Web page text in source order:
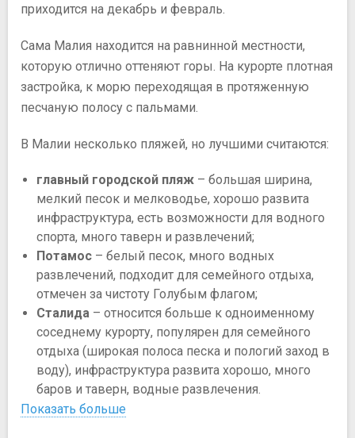
приходится на декабрь и февраль.
Сама Малия находится на равнинной местности,
которую отлично оттеняют горы. На курорте плотная
застройка, к морю переходящая в протяженную
песчаную полосу с пальмами.
В Малии несколько пляжей, но лучшими считаются:
главный городской пляж – большая ширина,
мелкий песок и мелководье, хорошо развита
инфраструктура, есть возможности для водного
спорта, много таверн и развлечений;
Потамос – белый песок, много водных
развлечений, подходит для семейного отдыха,
отмечен за чистоту Голубым флагом;
Сталида – относится больше к одноименному
соседнему курорту, популярен для семейного
отдыха (широкая полоса песка и пологий заход в
воду), инфраструктура развита хорошо, много
баров и таверн, водные развлечения.
Показать больше